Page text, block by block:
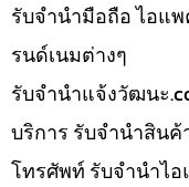
รับจำนำมือถือ ไอแ
รนด์เนมต่างๆ
รับจํานําแจ้งวัฒนะ
บริการ รับจำนำสิน
โทรศัพท์ รับจำนำไ